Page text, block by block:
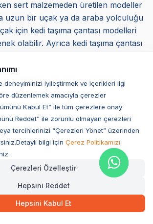
sert malzemeden üretilen modeller
uzun bir uçak ya da araba yolculuğu
için kedi taşıma çantası modelleri
olabilir. Ayrıca kedi taşıma çantası
yerine daha yumuşak yapıya
edebilirsiniz.
ürünün, havalandırmasının iyi
etkenler arasındadır. Küçük
şekilde nefes alıp vermesine
sıcak ve soğuk havalarda hava
destek sağlar.
modellerinde bir diğer önemli
aşamasıdır. Rahat ve kolay
tercih edebilirsiniz. Böylelikle
taşıma olanağı sağlamış olursunuz.
malzemenin kalitesi ve sağlık
deneyiminizi iyileştirmek ve içerikleri ilgi
düzenlemek amacıyla çerezler
Kabul Et” ile tüm çerezlere onay
Reddet” ile zorunlu olmayan çerezleri
tercihlerinizi “Çerezleri Yönet” üzerinden
bilgi için Çerez Politikamızı
Çerezleri Özelleştir
Hepsini Reddet
Hepsini Kabul Et